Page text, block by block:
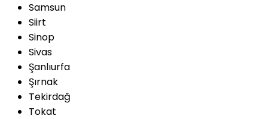
Samsun
Siirt
Sinop
Sivas
Şanlıurfa
Şırnak
Tekirdağ
Tokat